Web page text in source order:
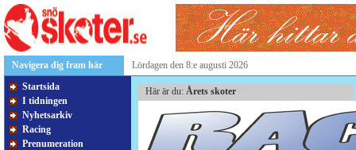
Navigera dig fram här
Lördagen den 8:e augusti 2026
Startsida
I tidningen
Nyhetsarkiv
Racing
Prenumeration
Här är du: Årets skoter